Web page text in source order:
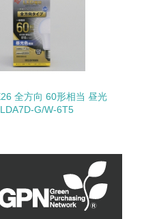
全方向 60形相当 昼光
G/W-6T5